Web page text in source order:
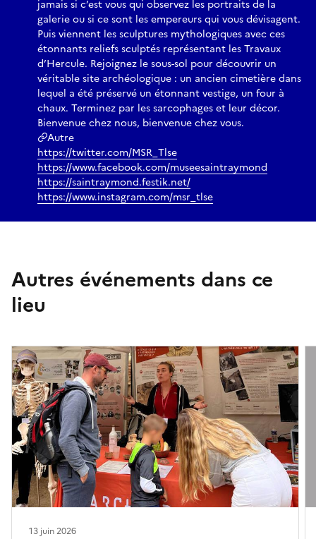
jamais si c’est vous qui observez les portraits de la
galerie ou si ce sont les empereurs qui vous dévisagent.
Puis viennent les sculptures mythologiques avec ces
étonnants reliefs sculptés représentant les Travaux
d’Hercule. Rejoignez le sous-sol pour découvrir un
véritable site archéologique : un ancien cimetière dans
lequel a été préservé un étonnant vestige, un four à
chaux. Terminez par les sarcophages et leur décor.
Bienvenue chez nous, bienvenue chez vous.
Autre
https://twitter.com/MSR_Tlse
https://www.facebook.com/museesaintraymond
https://saintraymond.festik.net/
https://www.instagram.com/msr_tlse
Autres événements dans ce
lieu
13 juin 2026